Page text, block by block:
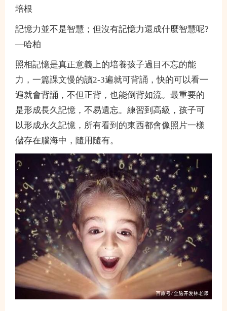
培根
記憶力並不是智慧；但沒有記憶力還成什麼智慧呢?
—哈柏
照相記憶是真正意義上的培養孩子過目不忘的能
力，一篇課文慢的讀2-3遍就可背誦，快的可以看一
遍就會背誦，不但正背，也能倒背如流。最重要的
是形成長久記憶，不易遺忘。練習到高級，孩子可
以形成永久記憶，所有看到的東西都會像照片一樣
儲存在腦海中，隨用隨有。